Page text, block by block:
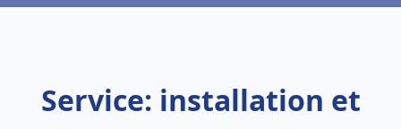
Service: installation et